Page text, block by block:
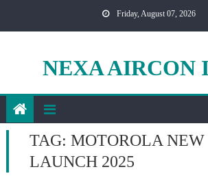
Friday, August 07, 2026
NEXA AIRCON
TAG: MOTOROLA NEW
LAUNCH 2025